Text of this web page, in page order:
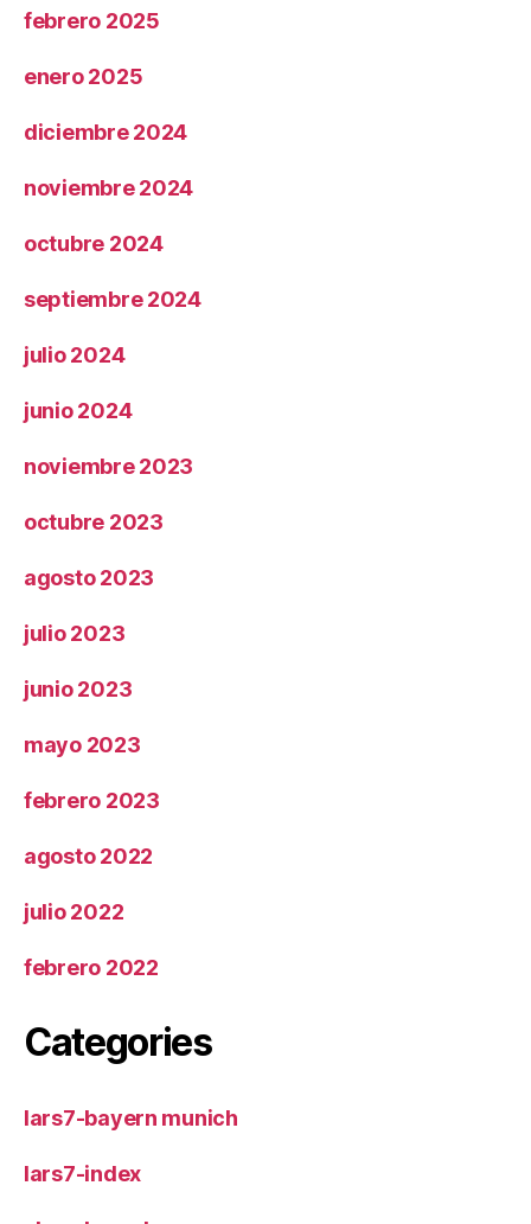
febrero 2025
enero 2025
diciembre 2024
noviembre 2024
octubre 2024
septiembre 2024
julio 2024
junio 2024
noviembre 2023
octubre 2023
agosto 2023
julio 2023
junio 2023
mayo 2023
febrero 2023
agosto 2022
julio 2022
febrero 2022
Categories
lars7-bayern munich
lars7-index